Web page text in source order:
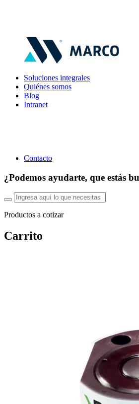
Soluciones integrales
Quiénes somos
Blog
Intranet
Contacto
¿Podemos ayudarte, que estás
Productos a cotizar
Carrito